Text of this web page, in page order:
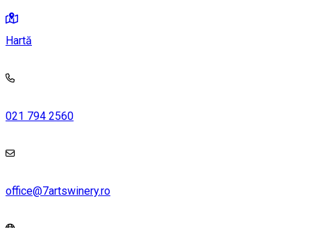
Hartă
021 794 2560
office@7artswinery.ro